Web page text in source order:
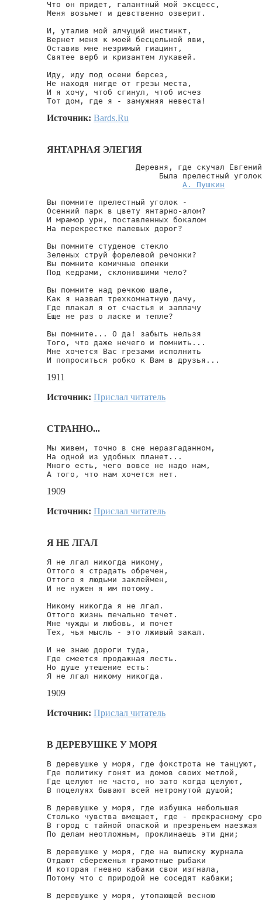
Что он придет, галантный мой эксцесс,
Меня возьмет и девственно озверит.
И, уталив мой алчущий инстинкт,
Вернет меня к моей бесцельной яви,
Оставив мне незримый гиацинт,
Святее верб и кризантем лукавей.
Иду, иду под осени берсез,
Не находя нигде от грезы места,
И я хочу, чтоб сгинул, чтоб исчез
Тот дом, где я - замужняя невеста!
Источник: Bards.Ru
ЯНТАРНАЯ ЭЛЕГИЯ
Деревня, где скучал
Была прелестный
А. Пушкин
Вы помните прелестный уголок -
Осенний парк в цвету янтарно-алом?
И мрамор урн, поставленных бокалом
На перекрестке палевых дорог?
Вы помните студеное стекло
Зеленых струй форелевой речонки?
Вы помните комичные опенки
Под кедрами, склонившими чело?
Вы помните над речкою шале,
Как я назвал трехкомнатную дачу,
Где плакал я от счастья и заплачу
Еще не раз о ласке и тепле?
Вы помните... О да! забыть нельзя
Того, что даже нечего и помнить...
Мне хочется Вас грезами исполнить
И попроситься робко к Вам в друзья...
1911
Источник: Прислал читатель
СТРАННО...
Мы живем, точно в сне неразгаданном,
На одной из удобных планет...
Много есть, чего вовсе не надо нам,
А того, что нам хочется нет.
1909
Источник: Прислал читатель
Я НЕ ЛГАЛ
Я не лгал никогда никому,
Оттого я страдать обречен,
Оттого я людьми заклеймен,
И не нужен я им потому.
Никому никогда я не лгал.
Оттого жизнь печально течет.
Мне чужды и любовь, и почет
Тех, чья мысль - это лживый закал.
И не знаю дороги туда,
Где смеется продажная лесть.
Но душе утешение есть:
Я не лгал никому никогда.
1909
Источник: Прислал читатель
В ДЕРЕВУШКЕ У МОРЯ
В деревушке у моря, где фокстрота не танцуют,
Где политику гонят из домов своих метлой,
Где целуют не часто, но зато когда целуют,
В поцелуях бывают всей нетронутой душой;
В деревушке у моря, где избушка небольшая
Столько чувства вмещает, где - прекрасному
В город с тайной опаской и презреньем наезжая
По делам неотложным, проклинаешь эти дни;
В деревушке у моря, где на выписку журнала
Отдают сбереженья грамотные рыбаки
И которая гневно кабаки свои изгнала,
Потому что с природой не соседят кабаки;
В деревушке у моря, утопающей весною